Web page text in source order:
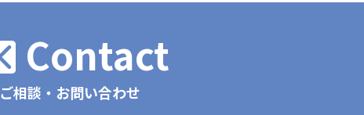
Contact
ご相談・お問い合わせ